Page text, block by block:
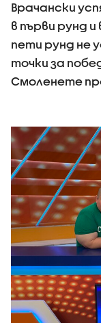
Врачански
в първи рунд и
пети рунд не
точки за
Смоленете